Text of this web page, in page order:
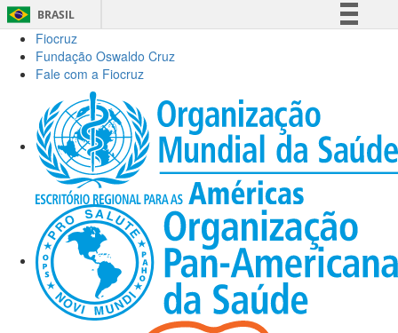
BRASIL
Acesso à informação
Legislação
Canais
Fiocruz
Fundação Oswaldo Cruz
Fale com a Fiocruz